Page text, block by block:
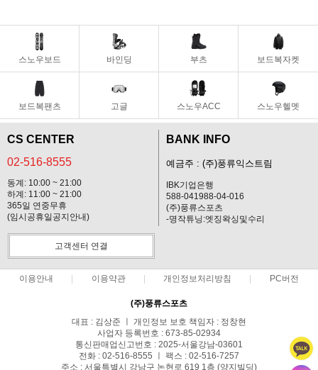
스노우보드 바인딩 부츠 보드복자켓
보드복팬츠 고글 스노우ACC 스노우헬멧
CS CENTER
02-516-8555
동계: 10:00 ~ 21:00
하계: 11:00 ~ 21:00
365일 연중무휴
(임시공휴일공지안내)
BANK INFO
예금주 : (주)풍류익스트림
IBK기업은행
588-041988-04-016
(주)풍류스포츠
-명작튜닝:엣징왁싱및수리
고객센터 연결
이용안내 이용약관 개인정보처리방침 PC버전
(주)풍류스포츠
대표 : 김상준 ㅣ 개인정보 보호 책임자 : 정창현
사업자 등록번호 : 673-85-02934
통신판매업신고번호 : 2025-서울강남-03601
전화 : 02-516-8555 ㅣ 팩스 : 02-516-7257
주소 : 서울특별시 강남구 논현로 619 1층 (양지빌딩)